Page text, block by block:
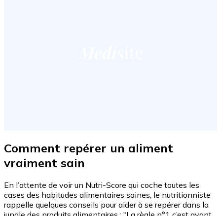
Comment repérer un aliment
vraiment sain
En l’attente de voir un Nutri-Score qui coche toutes les
cases des habitudes alimentaires saines, le nutritionniste
rappelle quelques conseils pour aider à se repérer dans la